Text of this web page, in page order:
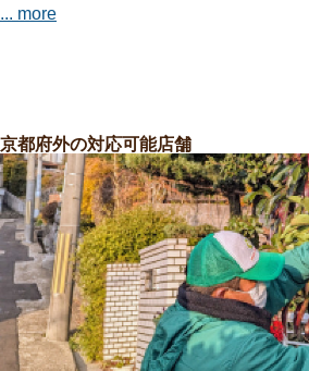
... more
京都市西京区 綾部市
郡大山崎町/船井郡京丹波町/京都市北区/
京区/京都市伏見区/京都市山科区/宇治市
郡久御山町/相楽郡精華町/高槻市/枚方市
... more
京都亀岡店
植木屋smileガーデン京都亀岡店の小早
は造園業界...
対応エリア
京都府外の対応可能店舗